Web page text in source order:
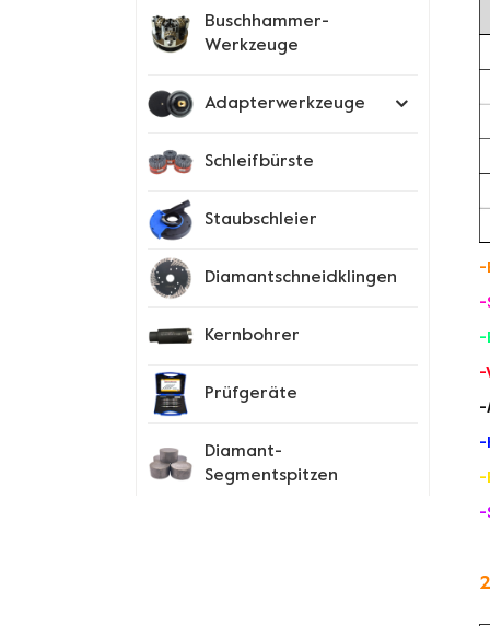
-
-
-
-
-
-
-
-
Buschhammer-
Werkzeuge
Adapterwerkzeuge
Schleifbürste
Staubschleier
Diamantschneidklingen
Kernbohrer
Prüfgeräte
Diamant-
Segmentspitzen